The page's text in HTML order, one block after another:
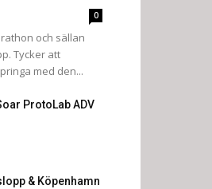
0
och sällan
Tycker att
med den...
ProtoLab ADV
& Köpenhamn